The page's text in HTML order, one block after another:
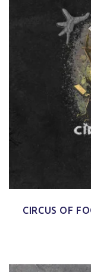
CIRCUS OF